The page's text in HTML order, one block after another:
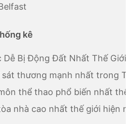
kê
Dễ Bị Động Đất Nhất Thế Giới
sát thương mạnh nhất trong
thể thao phổ biến nhất thế
nhà cao nhất thế giới hiện